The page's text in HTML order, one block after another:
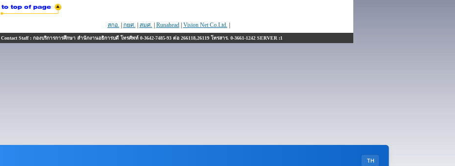
สกอ. กยศ. สมศ. Runahead| Vision Net Co.Ltd.
Contact Staff : กองบริการการศึกษา สำนักงานอธิการบดี โทรศัพท์ 0-3642-7485-93 ต่อ 266118,26119 โทรสาร. 0-3661-1242 SERVER :1
TH